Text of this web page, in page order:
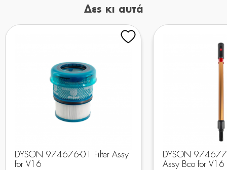
Δες κι αυτά
DYSON 974676-01 Filter Assy
for V16
DYSON
Assy Bco for V16